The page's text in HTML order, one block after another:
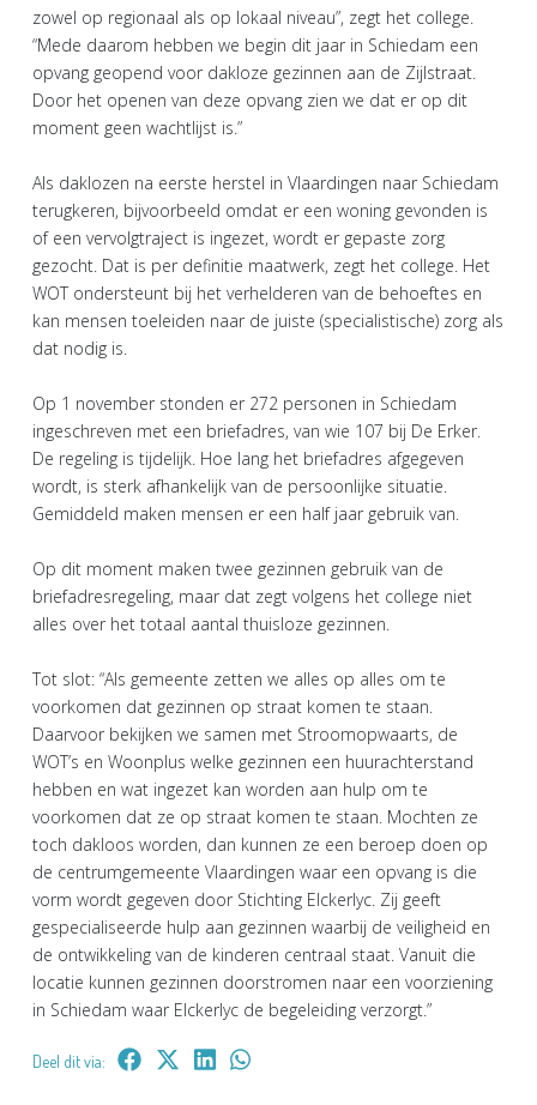
zowel op regionaal als op lokaal niveau”, zegt het college.
“Mede daarom hebben we begin dit jaar in Schiedam een
opvang geopend voor dakloze gezinnen aan de Zijlstraat.
Door het openen van deze opvang zien we dat er op dit
moment geen wachtlijst is.”
Als daklozen na eerste herstel in Vlaardingen naar Schiedam
terugkeren, bijvoorbeeld omdat er een woning gevonden is
of een vervolgtraject is ingezet, wordt er gepaste zorg
gezocht. Dat is per definitie maatwerk, zegt het college. Het
WOT ondersteunt bij het verhelderen van de behoeftes en
kan mensen toeleiden naar de juiste (specialistische) zorg als
dat nodig is.
Op 1 november stonden er 272 personen in Schiedam
ingeschreven met een briefadres, van wie 107 bij De Erker.
De regeling is tijdelijk. Hoe lang het briefadres afgegeven
wordt, is sterk afhankelijk van de persoonlijke situatie.
Gemiddeld maken mensen er een half jaar gebruik van.
Op dit moment maken twee gezinnen gebruik van de
briefadresregeling, maar dat zegt volgens het college niet
alles over het totaal aantal thuisloze gezinnen.
Tot slot: “Als gemeente zetten we alles op alles om te
voorkomen dat gezinnen op straat komen te staan.
Daarvoor bekijken we samen met Stroomopwaarts, de
WOT’s en Woonplus welke gezinnen een huurachterstand
hebben en wat ingezet kan worden aan hulp om te
voorkomen dat ze op straat komen te staan. Mochten ze
toch dakloos worden, dan kunnen ze een beroep doen op
de centrumgemeente Vlaardingen waar een opvang is die
vorm wordt gegeven door Stichting Elckerlyc. Zij geeft
gespecialiseerde hulp aan gezinnen waarbij de veiligheid en
de ontwikkeling van de kinderen centraal staat. Vanuit die
locatie kunnen gezinnen doorstromen naar een voorziening
in Schiedam waar Elckerlyc de begeleiding verzorgt.”
Deel dit via: